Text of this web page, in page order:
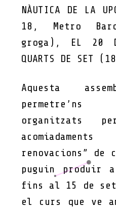
NÀUTICA DE LA
18, Metro
groga), EL 20
QUARTS DE SET
Aquesta
permetre’ns
organitzats
renovacions” de
puguin
fins al 15 de
el curs que ve